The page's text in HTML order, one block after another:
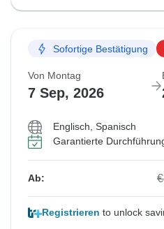
Sofortige Bestätigung
Von Montag
7 Sep, 2026
Englisch, Spanisch
Garantierte
Ab:
Registrieren to unlock